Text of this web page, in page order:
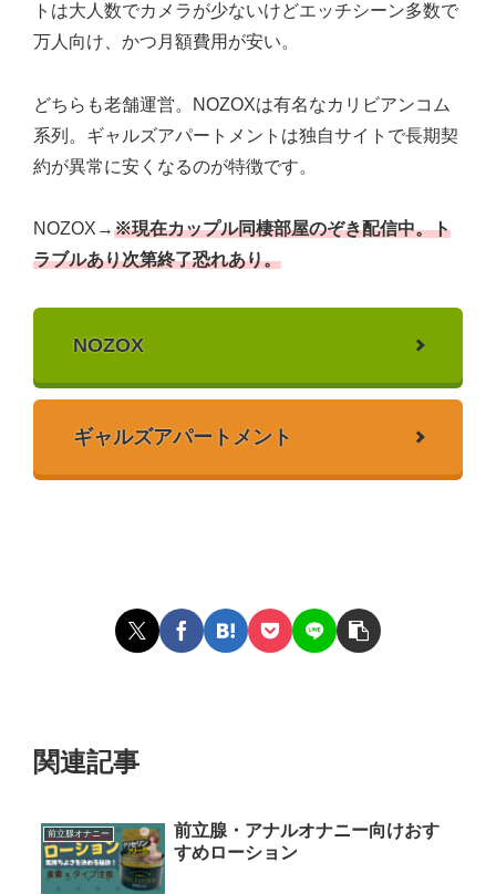
トは大人数でカメラが少ないけどエッチシーン多数で
万人向け、かつ月額費用が安い。
どちらも老舗運営。NOZOXは有名なカリビアンコム
系列。ギャルズアパートメントは独自サイトで長期契
約が異常に安くなるのが特徴です。
NOZOX→※現在カップル同棲部屋のぞき配信中。ト
ラブルあり次第終了恐れあり。
NOZOX
ギャルズアパートメント
関連記事
前立腺オナニー
前立腺・アナルオナニー向けおす
すめローション